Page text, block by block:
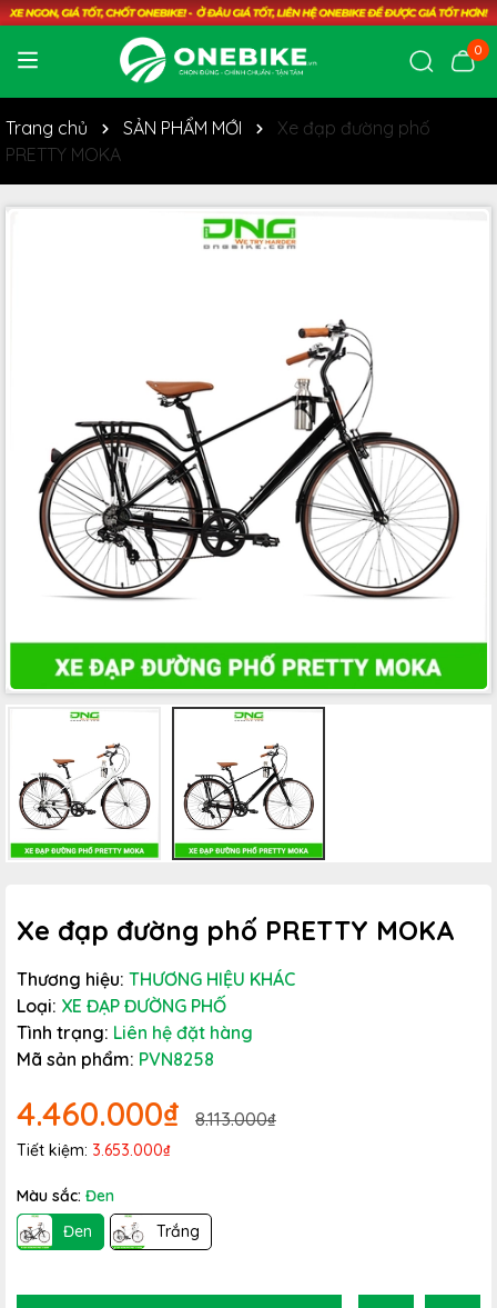
0
Trang chủ SẢN PHẨM MỚI
Xe đạp đường phố
PRETTY MOKA
Xe đạp đường phố PRETTY MOKA
Thương hiệu: THƯƠNG HIỆU KHÁC
Loại: XE ĐẠP ĐƯỜNG PHỐ
Tình trạng: Liên hệ đặt hàng
Mã sản phẩm: PVN8258
4.460.000₫ 8.113.000₫
Tiết kiệm: 3.653.000₫
Màu sắc: Đen
Đen
Trắng